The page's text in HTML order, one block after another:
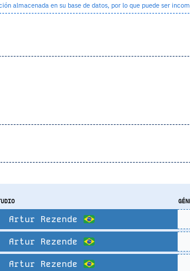
almacenada en su base de datos, por lo que puede ser
Artur Rezende
Artur Rezende
Artur Rezende